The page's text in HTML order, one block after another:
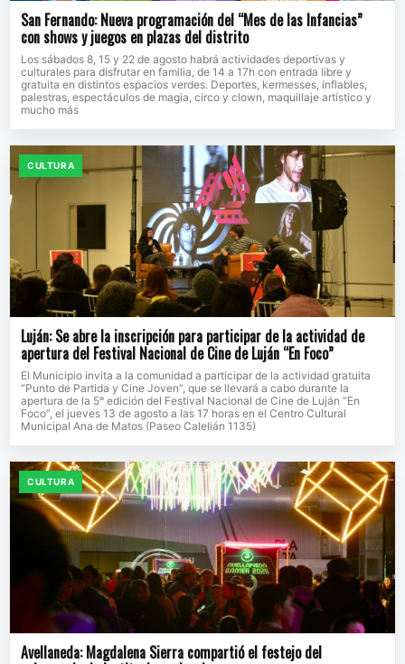
San Fernando: Nueva programación del “Mes de las Infancias”
con shows y juegos en plazas del distrito
Los sábados 8, 15 y 22 de agosto habrá actividades deportivas y
culturales para disfrutar en familia, de 14 a 17h con entrada libre y
gratuita en distintos espacios verdes. Deportes, kermesses, inflables,
palestras, espectáculos de magia, circo y clown, maquillaje artístico y
mucho más
CULTURA
Luján: Se abre la inscripción para participar de la actividad de
apertura del Festival Nacional de Cine de Luján “En Foco”
El Municipio invita a la comunidad a participar de la actividad gratuita
“Punto de Partida y Cine Joven”, que se llevará a cabo durante la
apertura de la 5° edición del Festival Nacional de Cine de Luján “En
Foco”, el jueves 13 de agosto a las 17 horas en el Centro Cultural
Municipal Ana de Matos (Paseo Calelián 1135)
CULTURA
Avellaneda: Magdalena Sierra compartió el festejo del